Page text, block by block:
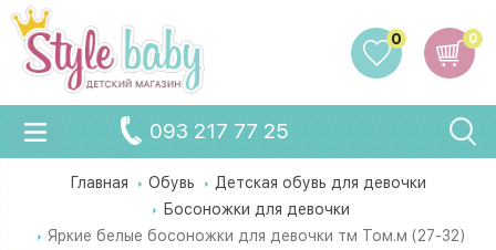
0
0
093 217 77 25
Главная Обувь
Детская обувь для девочки
Босоножки для девочки
Яркие белые босоножки для девочки тм Том.м (27-32)